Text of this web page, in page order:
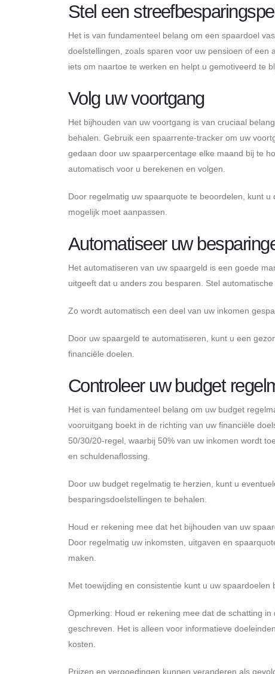
Stel een
Het is van fundamenteel belang om een ​​spaardoel
doelstellingen, zoals sparen voor uw pensioen of
iets om naartoe te werken en helpt u gemotiveerd te
Volg uw voortgang
Het bijhouden van uw voortgang is van cruciaal
behalen. Gebruik een spaarrente-tracker om uw
gedaan door uw spaarpercentage elke maand bij te
automatisch voor u berekenen en volgen.
Door regelmatig uw spaarquote te beoordelen, kunt
mogelijk moet aanpassen.
Automatiseer uw
Het automatiseren van uw spaargeld is een goede
uitgeeft dat u anders zou besparen. Stel
Zo wordt automatisch een deel van uw inkomen
Door uw spaargeld te automatiseren, kunt u een
financiële doelen.
Controleer uw budget
Het is van fundamenteel belang om uw budget
vooruitgang boekt in de richting van uw financiële
50/30/20-regel, waarbij 50% van uw inkomen wordt
en schuldenaflossing.
Door uw budget regelmatig te herzien, kunt u
besparingsdoelstellingen te behalen.
Houd er rekening mee dat het bijhouden van uw
Door regelmatig uw inkomsten, uitgaven en
maken.
Met toewijding en consistentie kunt u uw
Opmerking: Houd er rekening mee dat de schatting
geschreven. Het is alleen voor informatieve
kosten.
Prijzen en vergoedingen kunnen veranderen als